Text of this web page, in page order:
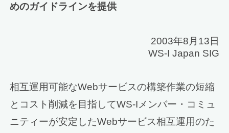
めのガイドラインを提供
2003年8月13日
WS-I Japan SIG
相互運用可能なWebサービスの構築作業の短縮
とコスト削減を目指してWS-Iメンバー・コミュ
ニティーが安定したWebサービス相互運用のた